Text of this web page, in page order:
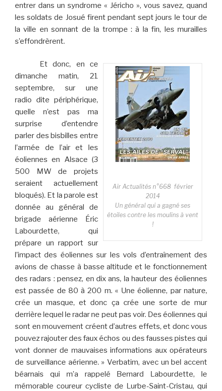
entrer dans un syndrome « Jéricho », vous savez, quand
les soldats de Josué firent pendant sept jours le tour de
la ville en sonnant de la trompe : à la fin, les murailles
s’effondrèrent.
Air Actualités n°668 février
2014
Un général qui a gagné ses
étoiles contre les moulins à vent
!
Et donc, en ce
dimanche matin, 21
septembre, sur une
radio dite périphérique,
quelle n’est pas ma
surprise d’entendre
parler des bisbilles entre
l’armée de l’air et les
éoliennes en Alsace (3
500 MW de projets
seraient actuellement
bloqués). Et la parole est
donnée au général de
brigade aérienne Éric
Labourdette, qui
prépare un rapport sur
l’impact des éoliennes sur les vols d’entraînement des
avions de chasse à basse altitude et le fonctionnement
des radars : pensez, en dix ans, la hauteur des éoliennes
est passée de 80 à 200 m. « Une éolienne, par nature,
crée un masque, et donc ça crée une sorte de mur
derrière lequel le radar ne peut pas voir. Des éoliennes qui
sont en mouvement créent d’autres effets, et donc vous
pouvez rajouter des faux échos ou des fausses pistes qui
vont donner de mauvaises informations aux opérateurs
de surveillance aérienne. » Verbatim, avec un bel accent
béarnais qui m’a rappelé Bernard Labourdette, le
mémorable coureur cycliste de Lurbe-Saint-Cristau, qui